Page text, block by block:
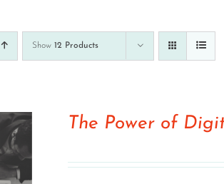
Show 12 Products
The Power of